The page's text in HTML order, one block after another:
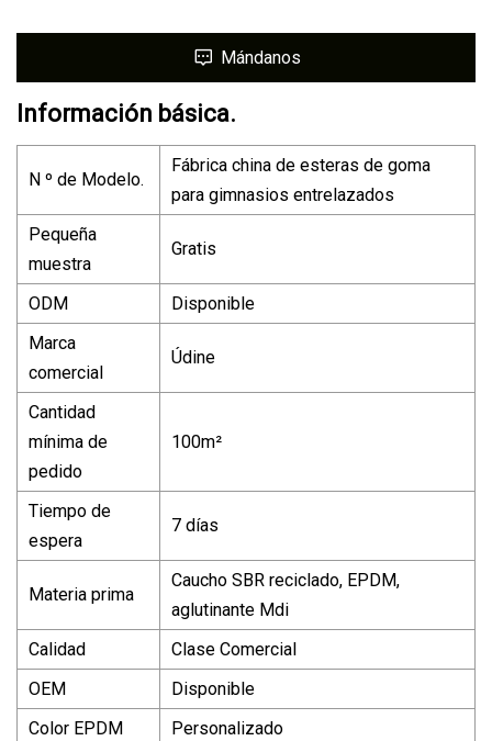
Mándanos
Información básica.
N º de Modelo.
Fábrica china de esteras de goma
para gimnasios entrelazados
Pequeña
muestra
Gratis
ODM
Disponible
Marca
comercial
Údine
Cantidad
mínima de
pedido
100m²
Tiempo de
espera
7 días
Materia prima
Caucho SBR reciclado, EPDM,
aglutinante Mdi
Calidad
Clase Comercial
OEM
Disponible
Color EPDM
Personalizado